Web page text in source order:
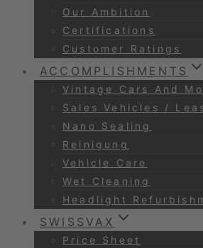
Our Ambition
Certifications
Customer Ratings
ACCOMPLISHMENTS
Vintage Cars And
Sales Vehicles /
Nano Sealing
Reinigung
Vehicle Care
Wet Cleaning
Headlight
SWISSVAX
Price Sheet